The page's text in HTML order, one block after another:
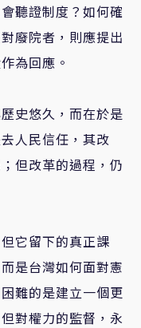
聽證制度？如何確
廢院者，則應提出
為回應。
史悠久，而在於是
人民信任，其改
但改革的過程，仍
它留下的真正課
是台灣如何面對憲
難的是建立一個更
對權力的監督，永